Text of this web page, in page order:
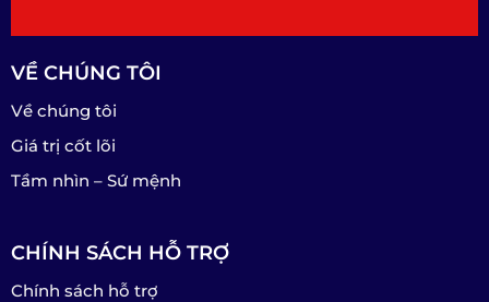
VỀ CHÚNG TÔI
Về chúng tôi
Giá trị cốt lõi
Tầm nhìn – Sứ mệnh
CHÍNH SÁCH HỖ TRỢ
Chính sách hỗ trợ